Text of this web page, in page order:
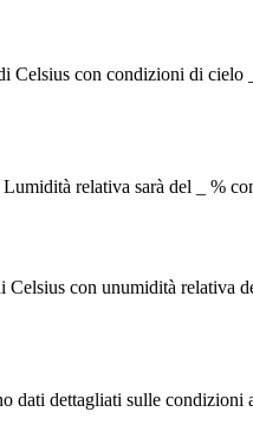
Celsius con condizioni di
relativa sarà del _ %
con unumidità
dettagliati sulle condizioni